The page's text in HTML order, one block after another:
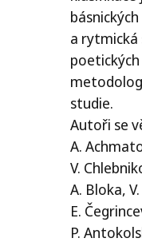
a rytmická
studie.
Autoři se
A.
V.
A. Bloka,
E.
P.